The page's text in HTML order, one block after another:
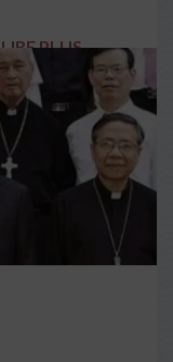
LIRE PLUS →